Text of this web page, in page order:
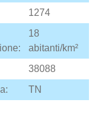
1274
18
abitanti/km²
38088
TN